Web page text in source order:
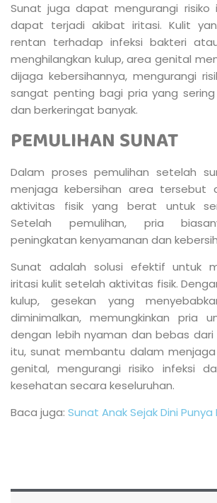
Sunat juga dapat mengurangi risiko
dapat terjadi akibat iritasi. Kulit
rentan terhadap infeksi bakteri
menghilangkan kulup, area genital
dijaga kebersihannya, mengurangi
sangat penting bagi pria yang
dan berkeringat banyak.
PEMULIHAN SUNAT
Dalam proses pemulihan setelah
menjaga kebersihan area tersebut
aktivitas fisik yang berat untuk
Setelah pemulihan, pria
peningkatan kenyamanan dan
Sunat adalah solusi efektif untuk
iritasi kulit setelah aktivitas fisik.
kulup, gesekan yang
diminimalkan, memungkinkan pria
dengan lebih nyaman dan bebas dari
itu, sunat membantu dalam
genital, mengurangi risiko infeksi
kesehatan secara keseluruhan.
Baca juga: Sunat Anak Sejak Dini